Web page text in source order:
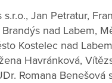
Jan Petratur,
nad Labem,
Kostelec nad
Havránková,
Romana Benešová